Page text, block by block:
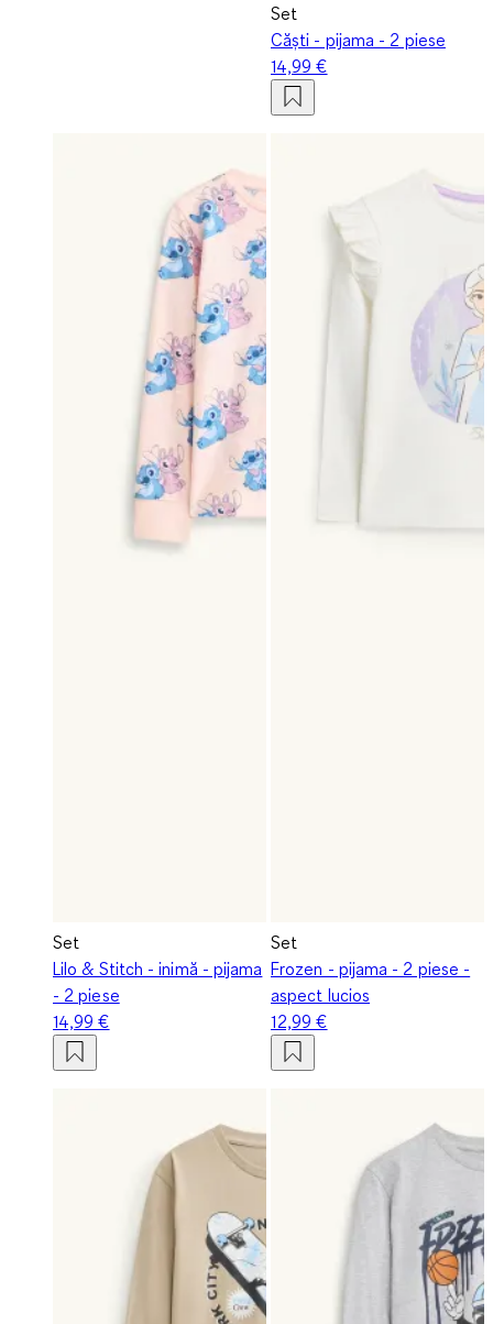
Set
Căști - pijama - 2 piese
14,99 €
Set
Lilo & Stitch - inimă - pijama
- 2 piese
14,99 €
Set
Frozen - pijama - 2 piese -
aspect lucios
12,99 €